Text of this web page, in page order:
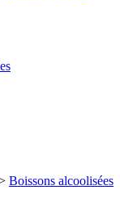
Boissons alcoolisées